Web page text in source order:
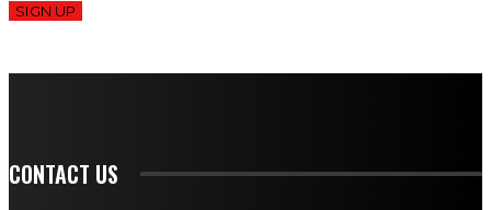
SIGN UP
CONTACT US